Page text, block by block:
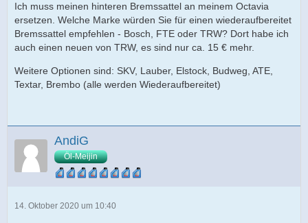
Ich muss meinen hinteren Bremssattel an meinem Octavia
ersetzen. Welche Marke würden Sie für einen wiederaufbereitet
Bremssattel empfehlen - Bosch, FTE oder TRW? Dort habe ich
auch einen neuen von TRW, es sind nur ca. 15 € mehr.
Weitere Optionen sind: SKV, Lauber, Elstock, Budweg, ATE,
Textar, Brembo (alle werden Wiederaufbereitet)
AndiG
Öl-Meijin
14. Oktober 2020 um 10:40